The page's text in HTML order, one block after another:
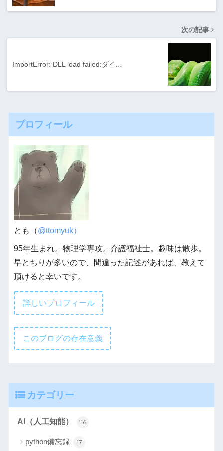
次の記事
ImportError: DLL load failed:ダイ…
プロフィール
とも（@ttomyuk）
95年生まれ。物理学専攻。介護福祉士。趣味は散歩。
早とちりが多いので、間違った記述があれば、教えて
頂けると幸いです。
詳しいプロフィール
このブログの存在意義
カテゴリー
AI（人工知能） 116
python備忘録 17